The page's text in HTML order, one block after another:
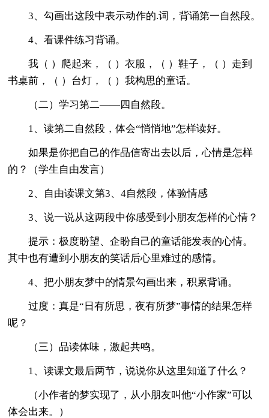
3、勾画出这段中表示动作的.词，背诵第一自然段。
4、看课件练习背诵。
我（ ）爬起来，（ ）衣服，（ ）鞋子，（ ）走到
书桌前，（ ）台灯，（ ）我构思的童话。
（二）学习第二——四自然段。
1、读第二自然段，体会“悄悄地”怎样读好。
如果是你把自己的作品信寄出去以后，心情是怎样
的？（学生自由发言）
2、自由读课文第3、4自然段，体验情感
3、说一说从这两段中你感受到小朋友怎样的心情？
提示：极度盼望、企盼自己的童话能发表的心情。
其中也有遭到小朋友的笑话后心里难过的感情。
4、把小朋友梦中的情景勾画出来，积累背诵。
过度：真是“日有所思，夜有所梦”事情的结果怎样
呢？
（三）品读体味，激起共鸣。
1、读课文最后两节，说说你从这里知道了什么？
（小作者的梦实现了，从小朋友叫他“小作家”可以
体会出来。）